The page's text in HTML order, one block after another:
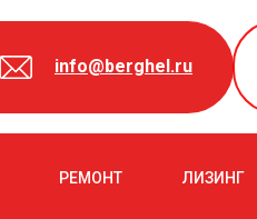
info@berghel.ru
РЕМОНТ ЛИЗИНГ